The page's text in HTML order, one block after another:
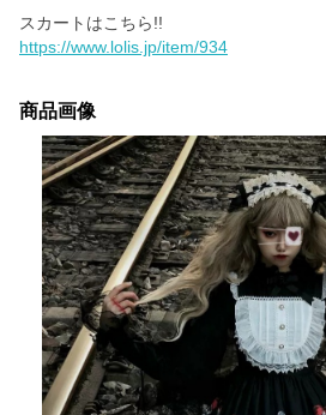
https://www.lolis.jp/item/934
商品画像